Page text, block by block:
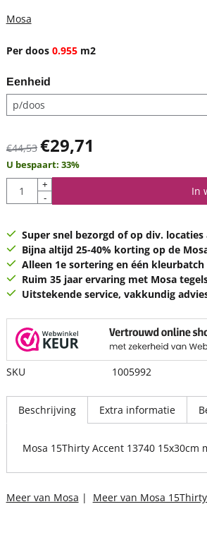
Mosa
Per doos 0.955 m2
Eenheid
€44,53 €29,71
U bespaart: 33%
Aantal
+
-
In
Super snel bezorgd of op div. locaties
Bijna altijd 25-40% korting op de
Alleen 1e sortering en één kleurbatch
Ruim 35 jaar ervaring met Mosa
Uitstekende service, vakkundig
SKU 1005992
Beschrijving Extra informatie
Mosa 15Thirty Accent 13740
Meer van Mosa | Meer van Mosa